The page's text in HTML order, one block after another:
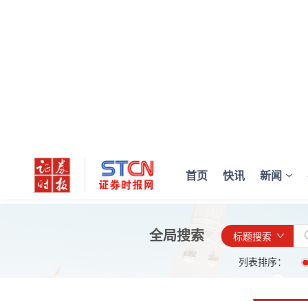
首页 快讯 新闻
全局搜索
标题搜索
列表排序：